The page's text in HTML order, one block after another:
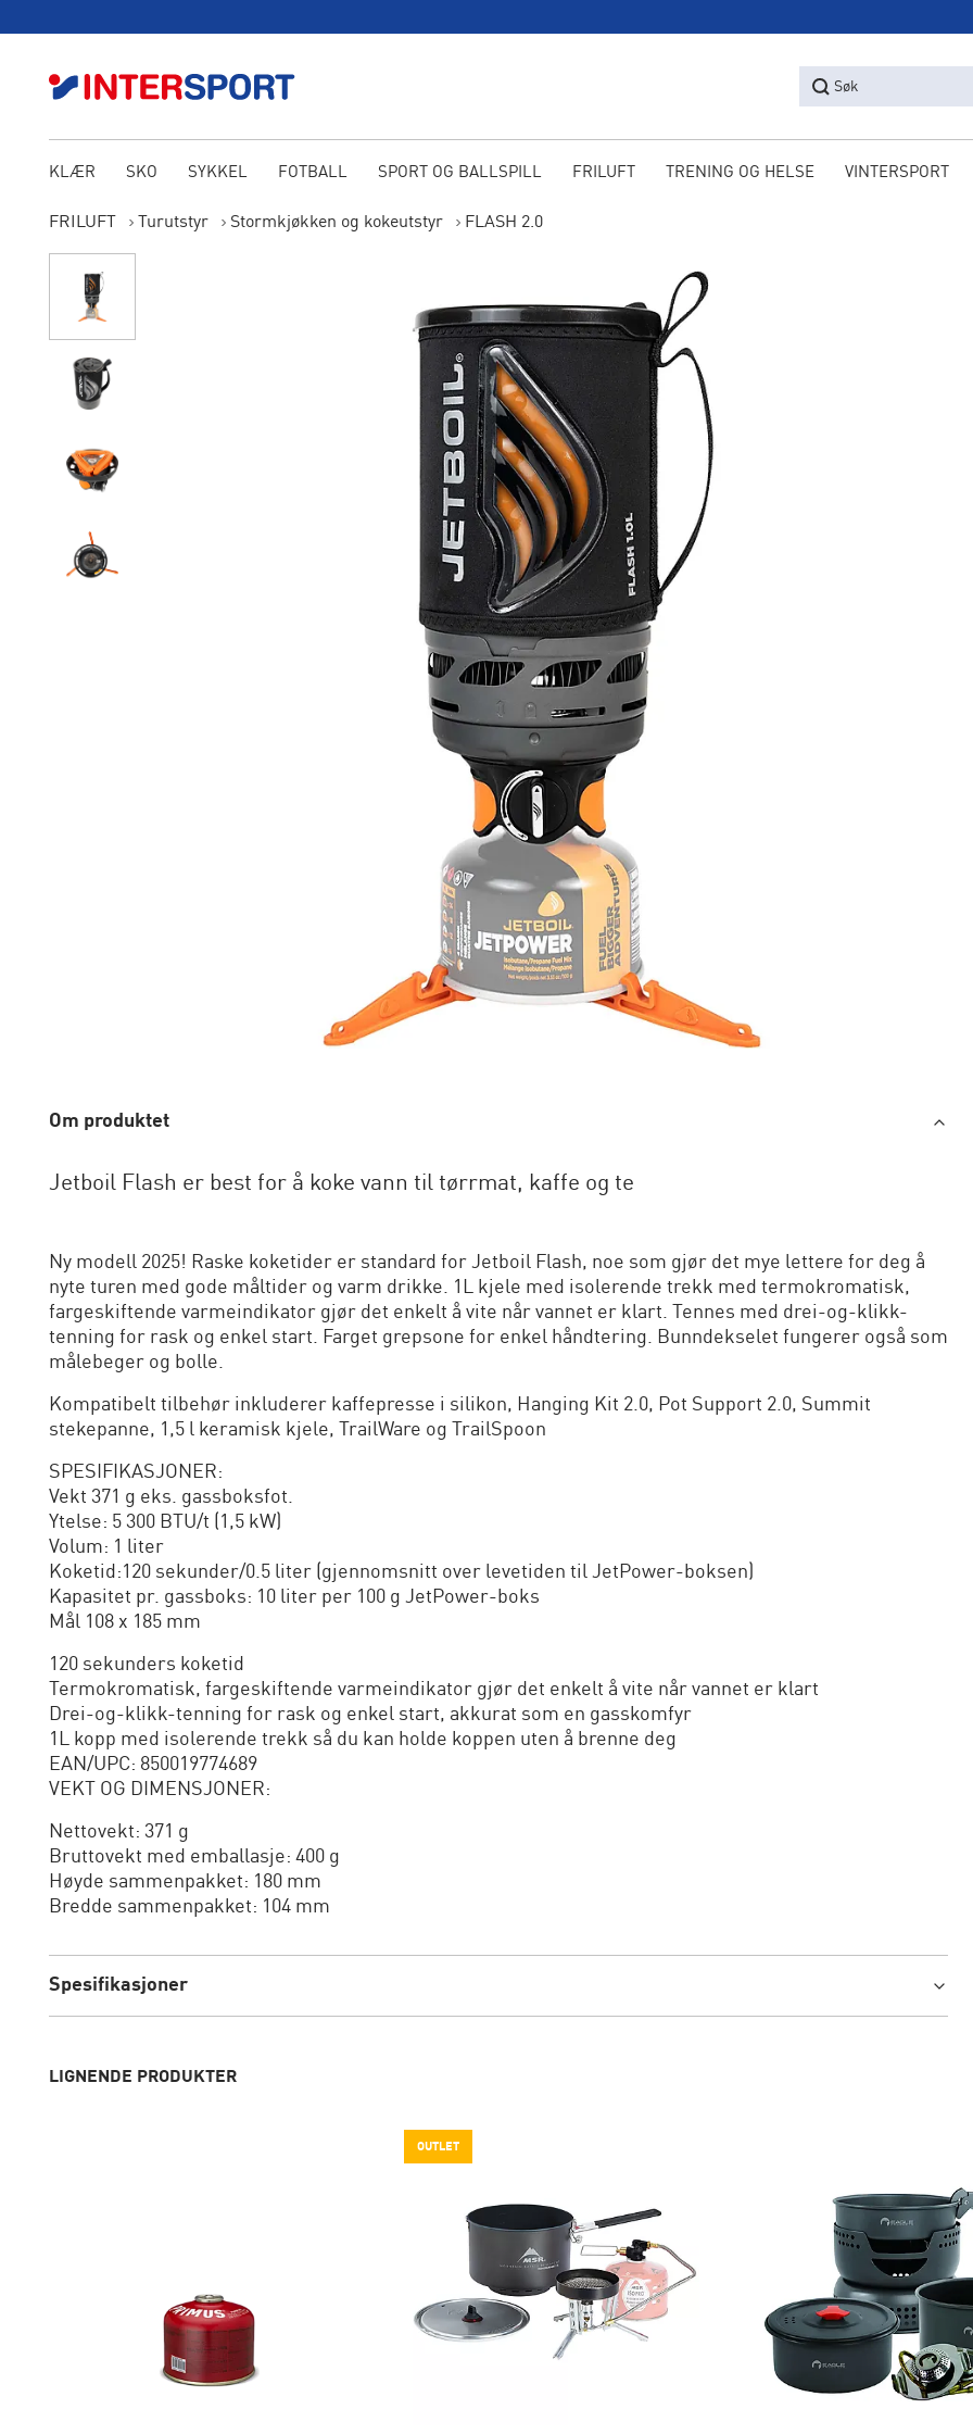
Søk
KLÆR SKO SYKKEL FOTBALL SPORT OG BALLSPILL FRILUFT TRENING OG HELSE VINTERSPORT
FRILUFT Turutstyr Stormkjøkken og kokeutstyr FLASH 2.0
Om produktet
Jetboil Flash er best for å koke vann til tørrmat, kaffe og te
Ny modell 2025! Raske koketider er standard for Jetboil Flash, noe som gjør det mye lettere for deg å
nyte turen med gode måltider og varm drikke. 1L kjele med isolerende trekk med termokromatisk,
fargeskiftende varmeindikator gjør det enkelt å vite når vannet er klart. Tennes med drei-og-klikk-
tenning for rask og enkel start. Farget grepsone for enkel håndtering. Bunndekselet fungerer også som
målebeger og bolle.
Kompatibelt tilbehør inkluderer kaffepresse i silikon, Hanging Kit 2.0, Pot Support 2.0, Summit
stekepanne, 1,5 l keramisk kjele, TrailWare og TrailSpoon
SPESIFIKASJONER:
Vekt 371 g eks. gassboksfot.
Ytelse: 5 300 BTU/t (1,5 kW)
Volum: 1 liter
Koketid:120 sekunder/0.5 liter (gjennomsnitt over levetiden til JetPower-boksen)
Kapasitet pr. gassboks: 10 liter per 100 g JetPower-boks
Mål 108 x 185 mm
120 sekunders koketid
Termokromatisk, fargeskiftende varmeindikator gjør det enkelt å vite når vannet er klart
Drei-og-klikk-tenning for rask og enkel start, akkurat som en gasskomfyr
1L kopp med isolerende trekk så du kan holde koppen uten å brenne deg
EAN/UPC: 850019774689
VEKT OG DIMENSJONER:
Nettovekt: 371 g
Bruttovekt med emballasje: 400 g
Høyde sammenpakket: 180 mm
Bredde sammenpakket: 104 mm
Spesifikasjoner
LIGNENDE PRODUKTER
OUTLET